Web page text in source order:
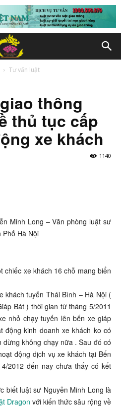
Tư vấn luật
thông
thủ tục cấp
xe khách
1140
Minh Long – Văn phòng luật sư
Hà Nội
chiếc xe khách 16 chỗ mang biển
khách tuyến Thái Bình – Hà Nội (
Bát ) thời gian từ tháng 5/2011
nhỏ chạy tuyến lên bến xe giáp
động kinh doanh xe khách ko có
không chạy nữa . Sau đó có
động dịch vụ xe khách tại Bến
2012 đến nay chưa thấy có kết
biết luật sư Nguyễn Minh Long là
Dragon với kiến thức sâu rộng về